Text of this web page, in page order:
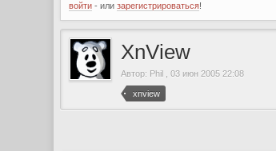
войти - илизарегистрироваться!
XnView
Автор: Phil ,03 июн 2005 22:08
xnview